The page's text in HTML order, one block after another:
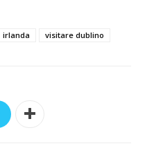
irlanda visitare dublino